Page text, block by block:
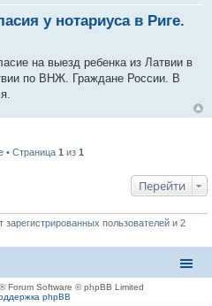
у нотариуса в Риге.
на выезд ребенка из Латвии в
по ВНЖ. Граждане России. В
• Страница 1из 1
Перейти
пользователей и 2
® Forum Software © phpBB Limited
phpBB